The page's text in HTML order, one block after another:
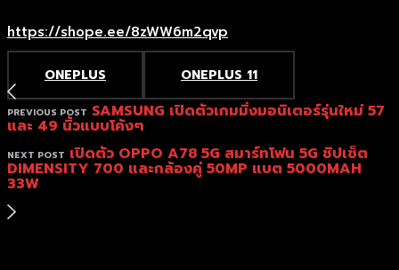
https://shope.ee/8zWW6m2qvp
ONEPLUS ONEPLUS 11
PREVIOUS POST SAMSUNG เปิดตัวเกมมิ่งมอนิเตอร์รุ่นใหม่ 57
และ 49 นิ้วแบบโค้งๆ
NEXT POST เปิดตัว OPPO A78 5G สมาร์ทโฟน 5G ชิปเซ็ต
DIMENSITY 700 และกล้องคู่ 50MP แบต 5000MAH
33W